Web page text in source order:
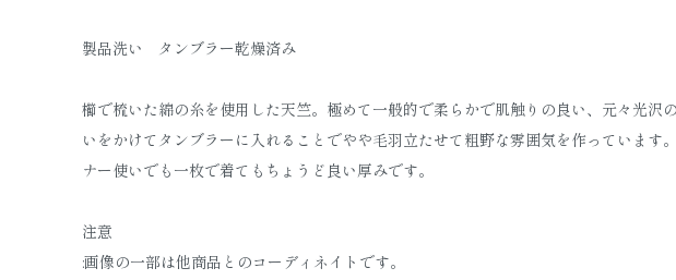
製品洗い タンブラー乾燥済み
櫛で梳いた綿の糸を使用した天竺。極めて一般的で柔らかで肌触りの良い、元々光沢
いをかけてタンブラーに入れることでやや毛羽立たせて粗野な雰囲気を作っています
ナー使いでも一枚で着てもちょうど良い厚みです。
注意
:画像の一部は他商品とのコーディネイトです。